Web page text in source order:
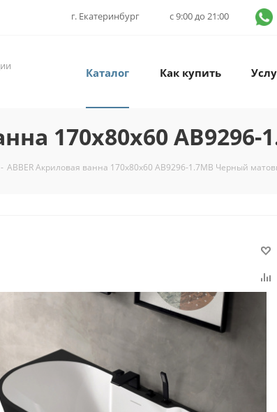
г. Екатеринбург с 9:00 до 21:00
Каталог Как купить
170х80х60
- ABBER Акриловая ванна 170х80х60 AB9296-1.7MB Черный